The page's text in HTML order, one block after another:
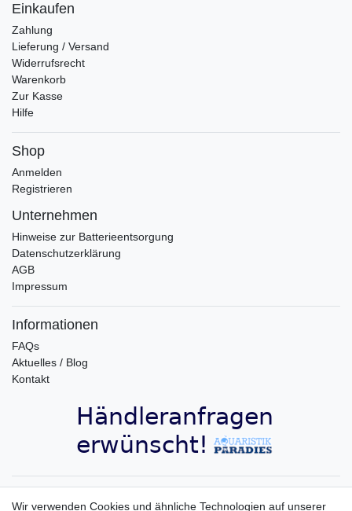
Einkaufen
Zahlung
Lieferung / Versand
Widerrufsrecht
Warenkorb
Zur Kasse
Hilfe
Shop
Anmelden
Registrieren
Unternehmen
Hinweise zur Batterieentsorgung
Datenschutzerklärung
AGB
Impressum
Informationen
FAQs
Aktuelles / Blog
Kontakt
Aquaristik-Paradies Newsletter
Wir verwenden Cookies und ähnliche Technologien auf unserer